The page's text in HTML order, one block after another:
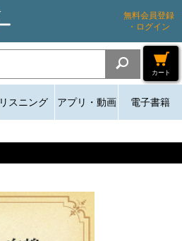
無料会員登録
・ログイン
カート
リスニング アプリ・動画 電子書籍